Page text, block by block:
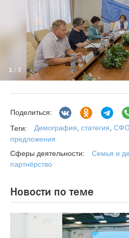
1 / 5
Поделиться:
Теги:
Демография статегия
предложения
Сферы деятельности:
Семья и
партнёрство
Новости по теме